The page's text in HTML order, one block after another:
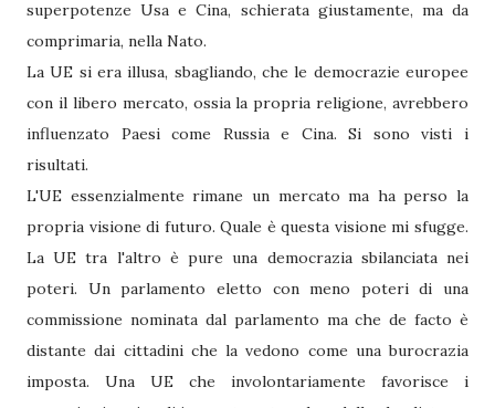
superpotenze Usa e Cina, schierata giustamente, ma da
comprimaria, nella Nato.
La UE si era illusa, sbagliando, che le democrazie europee
con il libero mercato, ossia la propria religione, avrebbero
influenzato Paesi come Russia e Cina. Si sono visti i
risultati.
L'UE essenzialmente rimane un mercato ma ha perso la
propria visione di futuro. Quale è questa visione mi sfugge.
La UE tra l'altro è pure una democrazia sbilanciata nei
poteri. Un parlamento eletto con meno poteri di una
commissione nominata dal parlamento ma che de facto è
distante dai cittadini che la vedono come una burocrazia
imposta. Una UE che involontariamente favorisce i